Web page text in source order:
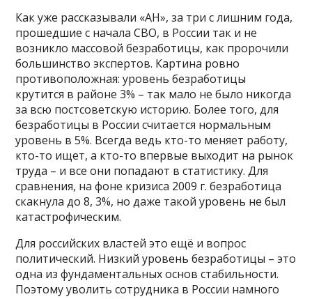
Как уже рассказывали «АН», за три с лишним года,
прошедшие с начала СВО, в России так и не
возникло массовой безработицы, как пророчили
большинство экспертов. Картина ровно
противоположная: уровень безработицы
крутится в районе 3% – так мало не было никогда
за всю постсоветскую историю. Более того, для
безработицы в России считается нормальным
уровень в 5%. Всегда ведь кто-то меняет работу,
кто-то ищет, а кто-то впервые выходит на рынок
труда – и все они попадают в статистику. Для
сравнения, на фоне кризиса 2009 г. безработица
скакнула до 8, 3%, но даже такой уровень не был
катастрофическим.
Для российских властей это ещё и вопрос
политический. Низкий уровень безработицы – это
одна из фундаментальных основ стабильности.
Поэтому уволить сотрудника в России намного